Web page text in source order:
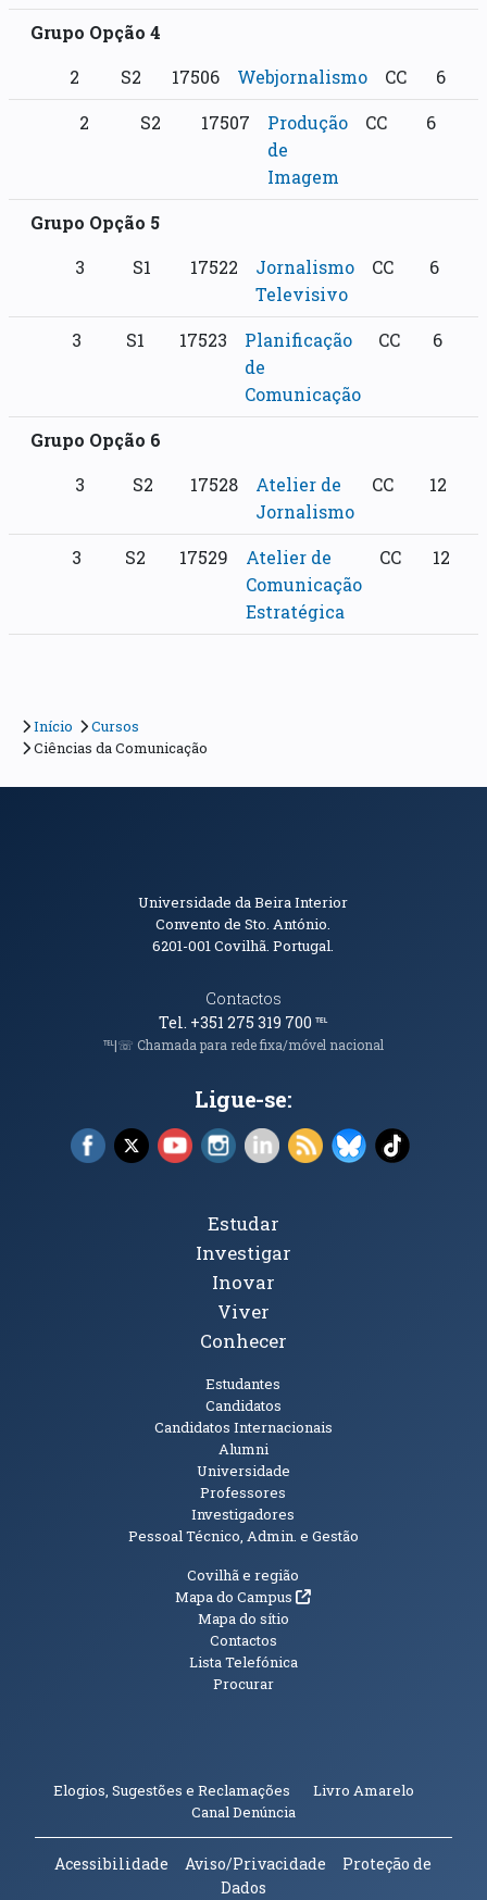
Grupo Opção 4
2
S2 17506 Webjornalismo CC
6
2
S2 17507
Produção
de
Imagem
CC 6
Grupo Opção 5
3
S1 17522
Jornalismo
Televisivo
CC 6
3 S1 17523
Planificação
de
Comunicação
CC 6
Grupo Opção 6
3
S2 17528
Atelier de
Jornalismo
CC 12
3 S2 17529
Atelier de
Comunicação
Estratégica
CC 12
Início
Cursos
Ciências da Comunicação
Informações de Contacto
Universidade da Beira Interior
Convento de Sto. António.
6201-001Covilhã. Portugal.
Contactos
Tel. +351 275 319 700℡
℡|☏ Chamada para rede fixa/móvel nacional
Ligue-se:
Facebook (abre em nova janela)
X (abre em nova janela)
YouTube (abre em nova janela)
Instagram (abre em nova janela)
LinkedIn (abre em nova
RSS (abre em nova
Bluesky (abre
TikTok
Tópicos Principais
Estudar
Investigar
Inovar
Viver
Conhecer
Estudantes
Candidatos
Candidatos Internacionais
Alumni
Universidade
Professores
Investigadores
Pessoal Técnico, Admin. e Gestão
Informações Adicionais
Covilhã e região
Mapa do Campus(abre em nova janela)
Mapa do sítio
Contactos
Lista Telefónica
Procurar
Elogios, Sugestões e Reclamações Livro Amarelo
Canal Denúncia(abre em nova janela)
Acessibilidade Aviso/Privacidade
Proteção de
Dados